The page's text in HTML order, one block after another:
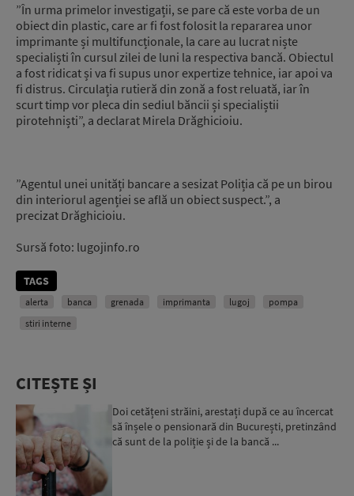
”În urma primelor investigații, se pare că este vorba de un
obiect din plastic, care ar fi fost folosit la repararea unor
imprimante și multifuncționale, la care au lucrat niște
specialiști în cursul zilei de luni la respectiva bancă. Obiectul
a fost ridicat și va fi supus unor expertize tehnice, iar apoi va
fi distrus. Circulația rutieră din zonă a fost reluată, iar în
scurt timp vor pleca din sediul băncii și specialiștii
pirotehniști”, a declarat Mirela Drăghicioiu.
”Agentul unei unități bancare a sesizat Poliția că pe un birou
din interiorul agenției se află un obiect suspect.”, a
precizat Drăghicioiu.
Sursă foto: lugojinfo.ro
TAGS
alerta banca grenada imprimanta lugoj
pompa
stiri interne
CITEȘTE ȘI
Doi cetățeni străini, arestați după ce au încercat
să înșele o pensionară din București, pretinzând
că sunt de la poliție și de la bancă ...